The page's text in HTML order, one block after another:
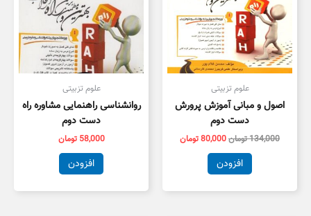
علوم تزبیتی
اصول و مبانی آموزش پرورش
دست دوم
134,000تومان80,000تومان
افزودن
علوم تزبیتی
روانشناسی راهنمایی مشاوره راه
دست دوم
58,000 تومان
افزودن